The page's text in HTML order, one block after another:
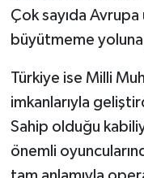
Çok sayıda
büyütmeme
Türkiye ise Milli
imkanlarıyla
Sahip olduğu
önemli